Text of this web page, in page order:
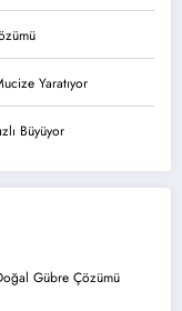
Yaratıyor
Büyüyor
Gübre Çözümü